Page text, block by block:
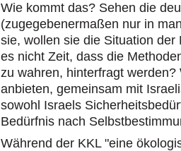
Wie kommt das? Sehen die
(zugegebenermaßen nur in
sie, wollen sie die Situation
es nicht Zeit, dass die
zu wahren, hinterfragt
anbieten, gemeinsam mit
sowohl Israels
Bedürfnis nach
Während der KKL "eine